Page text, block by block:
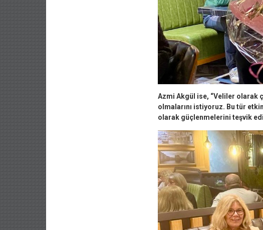
Azmi Akgül ise, “Veliler olarak
olmalarını istiyoruz. Bu tür
olarak güçlenmelerini teşvik